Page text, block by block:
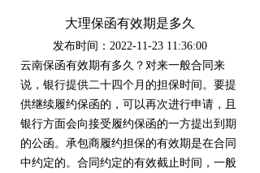
大理保函有效期是多久
发布时间：2022-11-23 11:36:00
云南保函有效期有多久？对来一般合同来
说，银行提供二十四个月的担保时间。要提
供继续履约保函的，可以再次进行申请，且
银行方面会向接受履约保函的一方提出到期
的公函。承包商履约担保的有效期是在合同
中约定的。合同约定的有效截止时间，一般